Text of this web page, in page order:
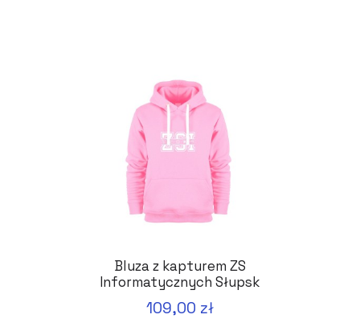
Bluza z kapturem ZS
Informatycznych Słupsk
109,00 zł